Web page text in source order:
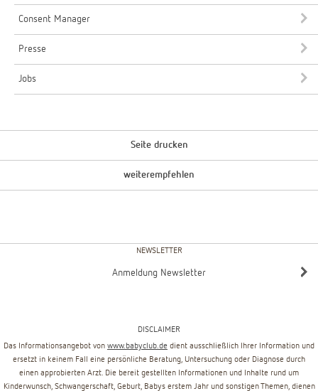
Consent Manager
Presse
Jobs
Seite drucken
weiterempfehlen
NEWSLETTER
Anmeldung Newsletter
DISCLAIMER
Das Informationsangebot von www.babyclub.de dient ausschließlich Ihrer Information und
ersetzt in keinem Fall eine persönliche Beratung, Untersuchung oder Diagnose durch
einen approbierten Arzt. Die bereit gestellten Informationen und Inhalte rund um
Kinderwunsch, Schwangerschaft, Geburt, Babys erstem Jahr und sonstigen Themen, dienen